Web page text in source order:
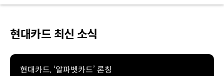
현대카드 최신 소식
현대카드, ‘알파벳카드’ 론칭